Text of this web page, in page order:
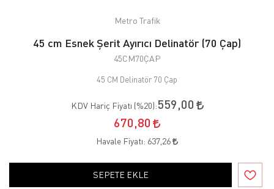
Metro Trafik
45 cm Esnek Şerit Ayırıcı Delinatör (70 Çap)
45CM70ÇAP
45 CM Delinatör 70 Çap
KDV Hariç Fiyatı (%20):559,00
670,80
Havale Fiyatı: 637,26
SEPETE EKLE